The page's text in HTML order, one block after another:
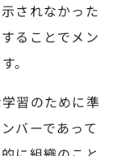
されなかった
ることでメン
。
習のために準
バーであって